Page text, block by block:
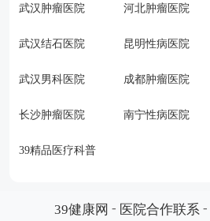
武汉肿瘤医院 河北肿瘤医院
武汉结石医院 昆明性病医院
武汉男科医院 成都肿瘤医院
长沙肿瘤医院 南宁性病医院
39精品医疗科普
39健康网 - 医院合作联系 -